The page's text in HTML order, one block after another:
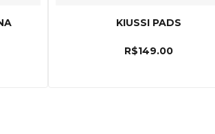
KIUSSI PADS
R$149.00